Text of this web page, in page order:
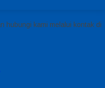
hubungi kami melalui kontak di